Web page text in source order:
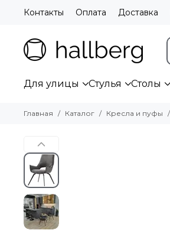
Контакты Оплата Доставка
Для улицы Стулья Столы
Главная Каталог Кресла и пуфы